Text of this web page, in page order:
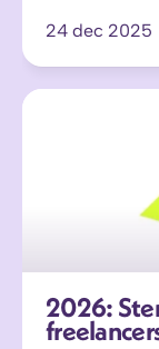
24 dec 2025
2026: